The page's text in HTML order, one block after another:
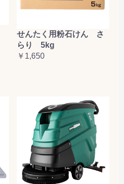
せんたく用粉石けん さ
らり 5kg
￥1,650